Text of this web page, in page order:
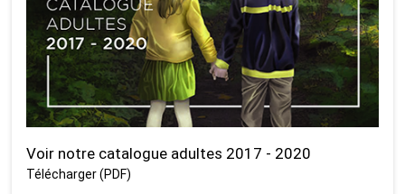
Voir notre catalogue adultes 2017 - 2020
Télécharger (PDF)